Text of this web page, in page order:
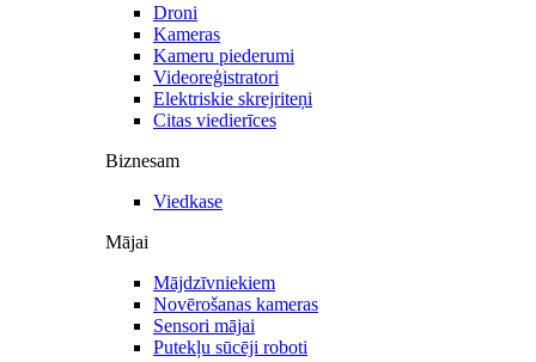
Droni
Kameras
Kameru piederumi
Videoreģistratori
Elektriskie skrejriteņi
Citas viedierīces
Biznesam
Viedkase
Mājai
Mājdzīvniekiem
Novērošanas kameras
Sensori mājai
Putekļu sūcēji roboti